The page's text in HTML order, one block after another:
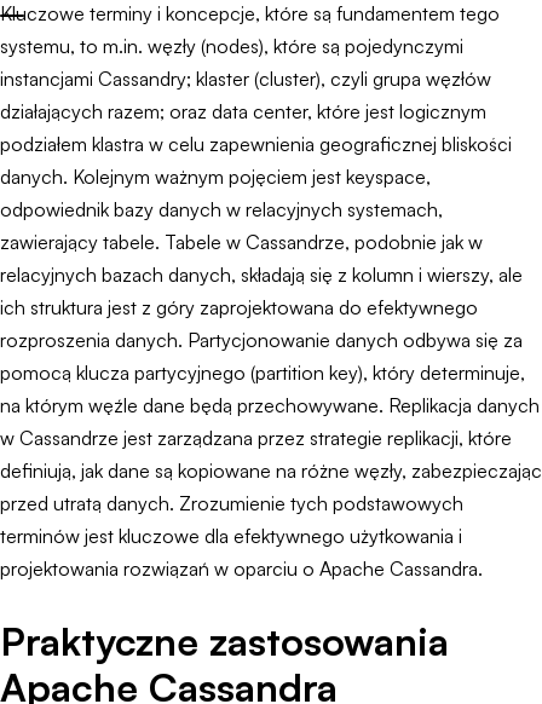
Kluczowe terminy i koncepcje, które są fundamentem tego
systemu, to m.in. węzły (nodes), które są pojedynczymi
instancjami Cassandry; klaster (cluster), czyli grupa węzłów
działających razem; oraz data center, które jest logicznym
podziałem klastra w celu zapewnienia geograficznej bliskości
danych. Kolejnym ważnym pojęciem jest keyspace,
odpowiednik bazy danych w relacyjnych systemach,
zawierający tabele. Tabele w Cassandrze, podobnie jak w
relacyjnych bazach danych, składają się z kolumn i wierszy, ale
ich struktura jest z góry zaprojektowana do efektywnego
rozproszenia danych. Partycjonowanie danych odbywa się za
pomocą klucza partycyjnego (partition key), który determinuje,
na którym węźle dane będą przechowywane. Replikacja danych
w Cassandrze jest zarządzana przez strategie replikacji, które
definiują, jak dane są kopiowane na różne węzły, zabezpieczając
przed utratą danych. Zrozumienie tych podstawowych
terminów jest kluczowe dla efektywnego użytkowania i
projektowania rozwiązań w oparciu o Apache Cassandra.
Praktyczne zastosowania
Apache Cassandra